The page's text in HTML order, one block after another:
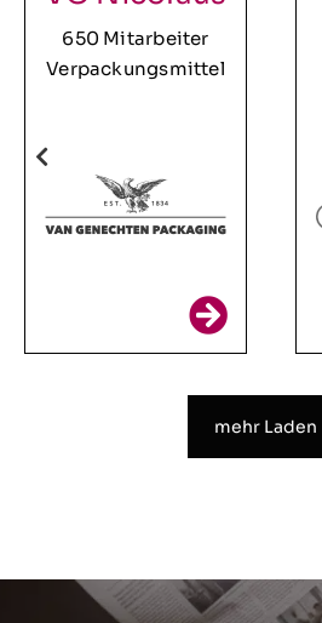
650 Mitarbeiter
Verpackungsmittel
mehr Laden